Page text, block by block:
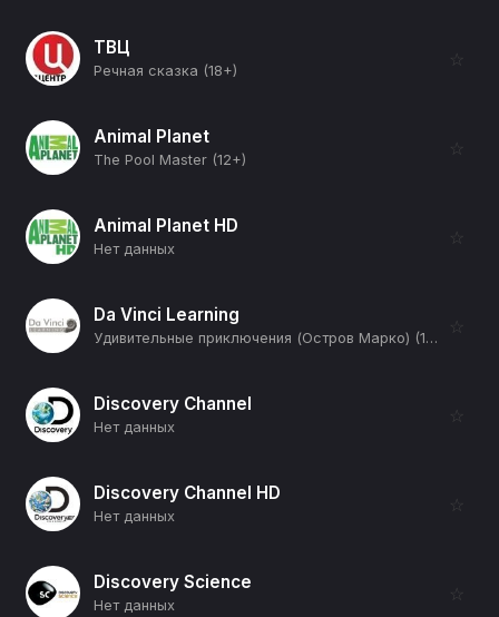
ТВЦ
Речная сказка (18+)
☆
Animal Planet
The Pool Master (12+)
☆
Animal Planet HD
Нет данных
☆
Da Vinci Learning
Удивительные приключения (Остров Марко) (12+)
☆
Discovery Channel
Нет данных
☆
Discovery Channel HD
Нет данных
☆
Discovery Science
Нет данных
☆